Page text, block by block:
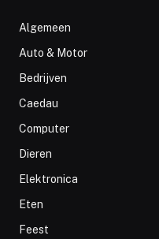
Algemeen
Auto & Motor
Bedrijven
Caedau
Computer
Dieren
Elektronica
Eten
Feest